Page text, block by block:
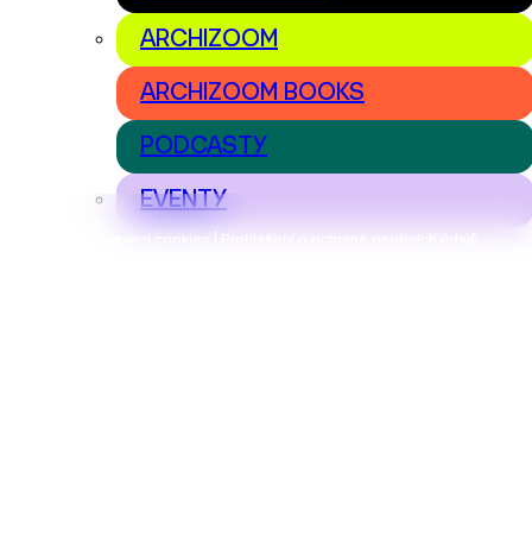
Nastavení cookies | Prohlášení o ochraně osobních údajů
ARCHIZOOM
ARCHIZOOM BOOKS
PODCASTY
EVENTY